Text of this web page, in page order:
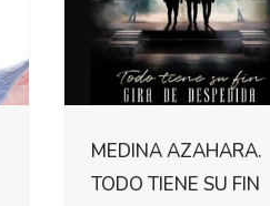
MEDINA AZAHARA.
TODO TIENE SU FIN